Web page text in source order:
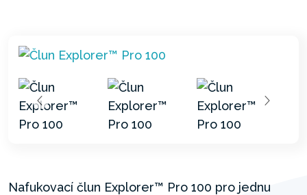
Nafukovací člun Explorer™ Pro 100 pro jednu